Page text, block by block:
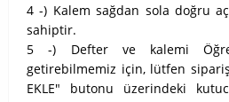
4 -) Kalem sağdan sola doğru
sahiptir.
5 -) Defter ve kalemi
getirebilmemiz için, lütfen
EKLE" butonu üzerindeki